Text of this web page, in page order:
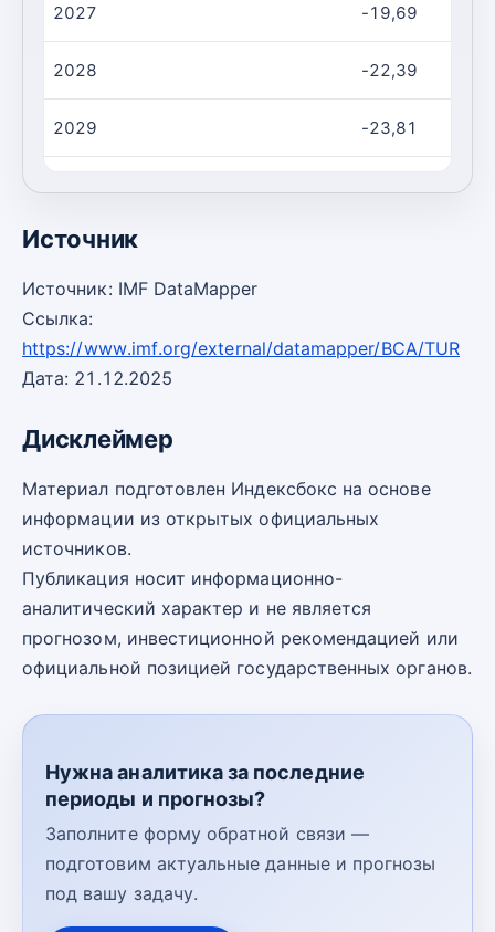
2027 -19,69
2028 -22,39
2029 -23,81
Источник
Источник: IMF DataMapper
Ссылка:
https://www.imf.org/external/datamapper/BCA/TUR
Дата: 21.12.2025
Дисклеймер
Материал подготовлен Индексбокс на основе
информации из открытых официальных
источников.
Публикация носит информационно-
аналитический характер и не является
прогнозом, инвестиционной рекомендацией или
официальной позицией государственных органов.
Нужна аналитика за последние
периоды и прогнозы?
Заполните форму обратной связи —
подготовим актуальные данные и прогнозы
под вашу задачу.